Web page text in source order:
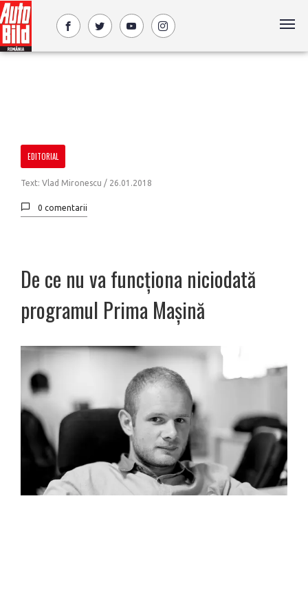
EDITORIAL
Text: Vlad Mironescu / 26.01.2018
0 comentarii
De ce nu va funcționa niciodată
programul Prima Mașină